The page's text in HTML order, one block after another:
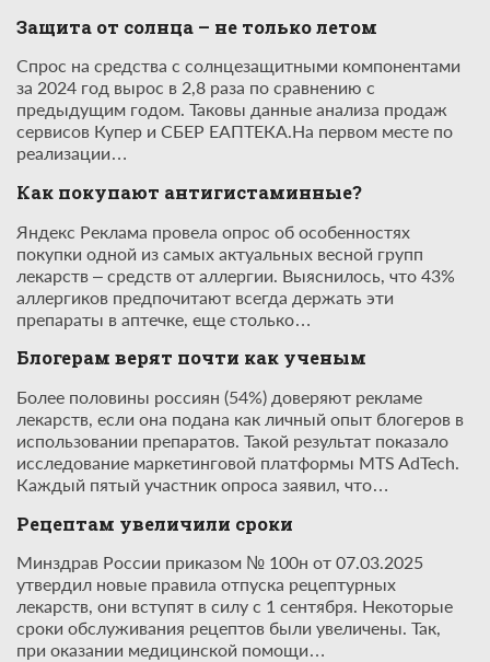
Защита от солнца – не только летом
Спрос на средства с солнцезащитными компонентами
за 2024 год вырос в 2,8 раза по сравнению с
предыдущим годом. Таковы данные анализа продаж
сервисов Купер и СБЕР ЕАПТЕКА.На первом месте по
реализации…
Как покупают антигистаминные?
Яндекс Реклама провела опрос об особенностях
покупки одной из самых актуальных весной групп
лекарств – средств от аллергии. Выяснилось, что 43%
аллергиков предпочитают всегда держать эти
препараты в аптечке, еще столько…
Блогерам верят почти как ученым
Более половины россиян (54%) доверяют рекламе
лекарств, если она подана как личный опыт блогеров в
использовании препаратов. Такой результат показало
исследование маркетинговой платформы MTS AdTech.
Каждый пятый участник опроса заявил, что…
Рецептам увеличили сроки
Минздрав России приказом № 100н от 07.03.2025
утвердил новые правила отпуска рецептурных
лекарств, они вступят в силу с 1 сентября. Некоторые
сроки обслуживания рецептов были увеличены. Так,
при оказании медицинской помощи…